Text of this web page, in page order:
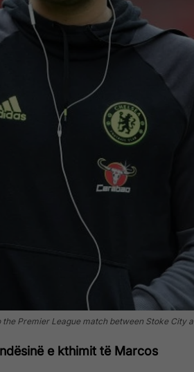
Premier League match between Stoke City
e kthimit të Marcos